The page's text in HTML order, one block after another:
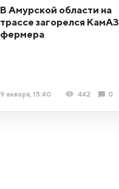
В Амурской области на
трассе загорелся КамАЗ
фермера
9 января, 15:40 442 0